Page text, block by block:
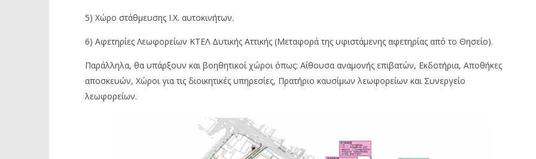
5) Χώρο στάθμευσης Ι.Χ. αυτοκινήτων.
6) Αφετηρίες Λεωφορείων ΚΤΕΛ Δυτικής Αττικής (Μεταφορά της υφιστάμενης αφετηρίας από το Θησείο).
Παράλληλα, θα υπάρξουν και βοηθητικοί χώροι όπως: Αίθουσα αναμονής επιβατών, Εκδοτήρια, Αποθήκες
αποσκευών, Χώροι για τις διοικητικές υπηρεσίες, Πρατήριο καυσίμων λεωφορείων και Συνεργείο
λεωφορείων.